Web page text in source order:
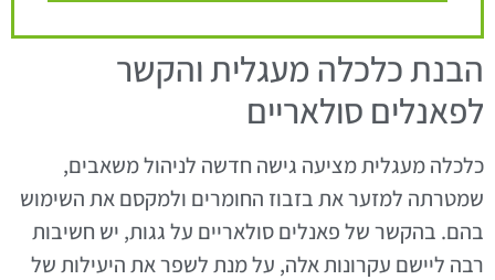
הבנת כלכלה מעגלית והקשר
לפאנלים סולאריים
כלכלה מעגלית מציעה גישה חדשה לניהול משאבים,
שמטרתה למזער את בזבוז החומרים ולמקסם את השימוש
בהם. בהקשר של פאנלים סולאריים על גגות, יש חשיבות
רבה ליישם עקרונות אלה, על מנת לשפר את היעילות של